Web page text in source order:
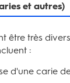
et autres)
être très
:
d'une carie